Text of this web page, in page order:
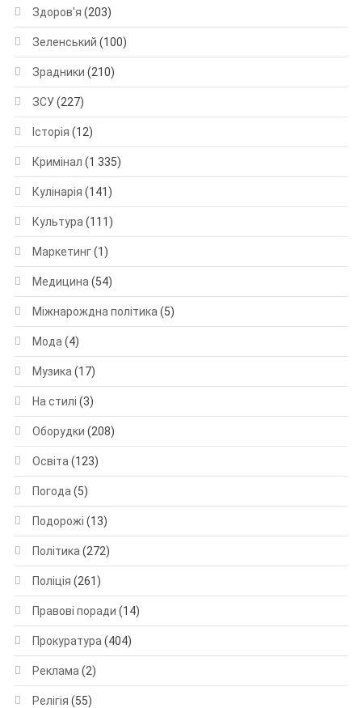
Здоров'я (203)
Зеленський (100)
Зрадники (210)
ЗСУ(227)
Історія (12)
Кримінал (1 335)
Кулінарія (141)
Культура (111)
Маркетинг(1)
Медицина (54)
Міжнарождна політика (5)
Мода (4)
Музика (17)
На стилі (3)
Оборудки (208)
Освіта (123)
Погода (5)
Подорожі (13)
Політика (272)
Поліція (261)
Правові поради (14)
Прокуратура (404)
Реклама (2)
Релігія (55)